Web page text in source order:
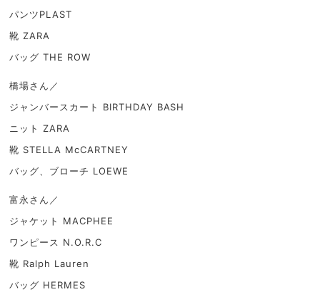
パンツPLAST
靴 ZARA
バッグ THE ROW
橋場さん／
ジャンバースカート BIRTHDAY BASH
ニット ZARA
靴 STELLA McCARTNEY
バッグ、ブローチ LOEWE
富永さん／
ジャケット MACPHEE
ワンピース N.O.R.C
靴 Ralph Lauren
バッグ HERMES